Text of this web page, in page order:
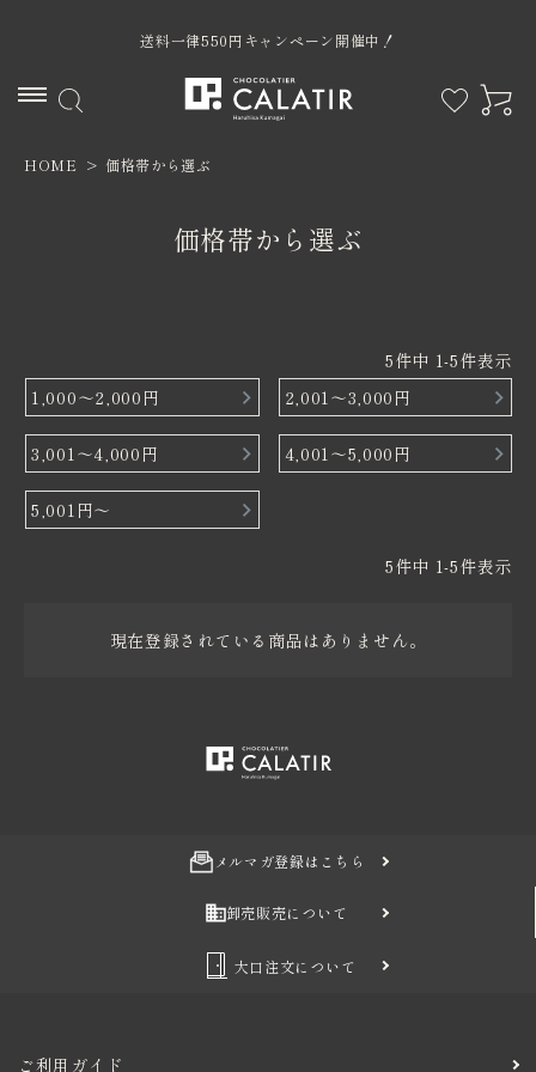
送料一律550円キャンペーン開催中！
ACCOUNT MENU
カテゴリー
限定商品
卸売り販売
HOME 価格帯から選ぶ
価格帯から選ぶ
5件中 1-5件表示
1,000～2,000円
2,001～3,000円
3,001～4,000円 4,001～5,000円
5,001円～
5件中 1-5件表示
現在登録されている商品はありません。
メルマガ登録はこちら
卸売販売について
大口注文について
ご利用ガイド